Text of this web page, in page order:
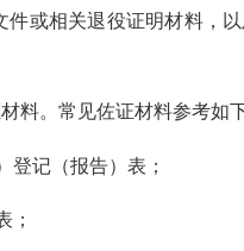
或相关退役证明材料，
料。常见佐证材料参考如
登记（报告）表；
；